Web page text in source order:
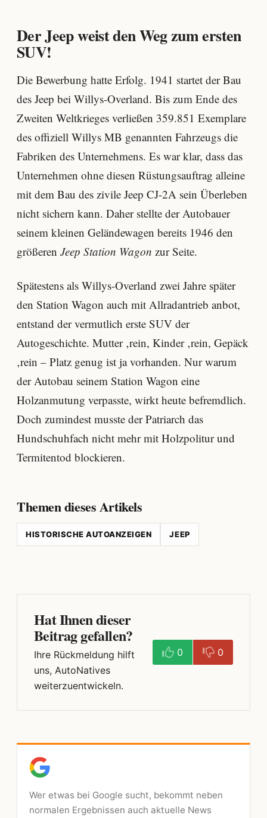
Der Jeep weist den Weg zum ersten
SUV!
Die Bewerbung hatte Erfolg. 1941 startet der Bau
des Jeep bei Willys-Overland. Bis zum Ende des
Zweiten Weltkrieges verließen 359.851 Exemplare
des offiziell Willys MB genannten Fahrzeugs die
Fabriken des Unternehmens. Es war klar, dass das
Unternehmen ohne diesen Rüstungsauftrag alleine
mit dem Bau des zivile Jeep CJ-2A sein Überleben
nicht sichern kann. Daher stellte der Autobauer
seinem kleinen Geländewagen bereits 1946 den
größeren Jeep Station Wagon zur Seite.
Spätestens als Willys-Overland zwei Jahre später
den Station Wagon auch mit Allradantrieb anbot,
entstand der vermutlich erste SUV der
Autogeschichte. Mutter ‚rein, Kinder ‚rein, Gepäck
‚rein – Platz genug ist ja vorhanden. Nur warum
der Autobau seinem Station Wagon eine
Holzanmutung verpasste, wirkt heute befremdlich.
Doch zumindest musste der Patriarch das
Hundschuhfach nicht mehr mit Holzpolitur und
Termitentod blockieren.
Themen dieses Artikels
HISTORISCHE AUTOANZEIGEN JEEP
Hat Ihnen dieser
Beitrag gefallen?
Ihre Rückmeldung hilft
uns, AutoNatives
weiterzuentwickeln.
0 0
Wer etwas bei Google sucht, bekommt neben
normalen Ergebnissen auch aktuelle News